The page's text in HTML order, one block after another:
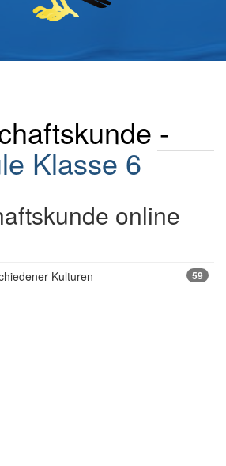
-
Klasse 6
online
Kulturen 59